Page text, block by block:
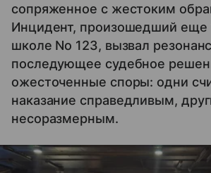
сопряженное с жестоким
Инцидент, произошедший еще
школе No 123, вызвал
последующее судебное
ожесточенные споры: одни
наказание справедливым,
несоразмерным.